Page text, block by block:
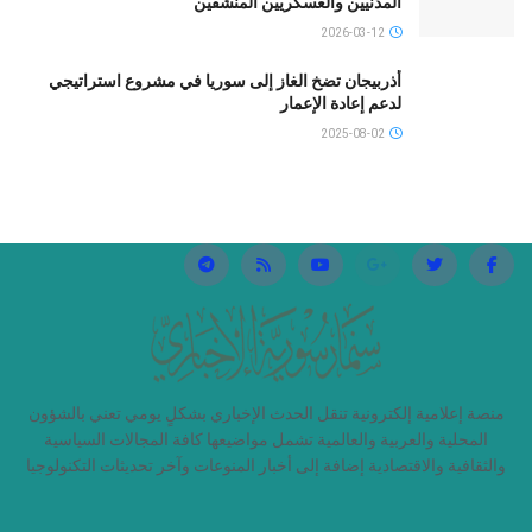
أذربيجان تضخ الغاز إلى سوريا في مشروع استراتيجي
لدعم إعادة الإعمار
منصة إعلامية إلكترونية تنقل الحدث الإخباري بشكلٍ يومي تعني بالشؤون
المحلية والعربية والعالمية تشمل مواضيعها كافة المجالات السياسية
والثقافية والاقتصادية إضافة إلى أخبار المنوعات وآخر تحديثات التكنولوجيا